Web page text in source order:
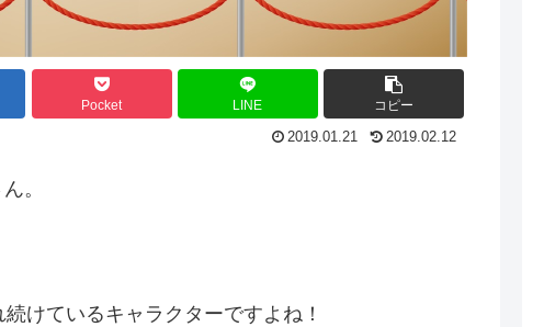
Pocket LINE コピー
2019.01.21 2019.02.12
。
けているキャラクターですよね！